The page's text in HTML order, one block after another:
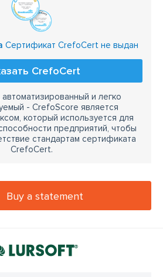
Сертификат CrefoCert не выдан
CrefoCert
и легко
- CrefoScore является
который используется для
предприятий, чтобы
стандартам сертификата
CrefoCert.
Buy a statement